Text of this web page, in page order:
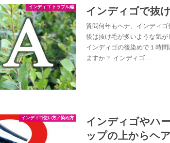
インディゴ トラブル編 インディゴで抜
質問何年もヘナ、インディ
後は抜け毛が多いような気
インディゴの後染めで１時
ますか？ インディゴ…
インディゴ使い方／染め方
インディゴやハ
ップの上からヘ